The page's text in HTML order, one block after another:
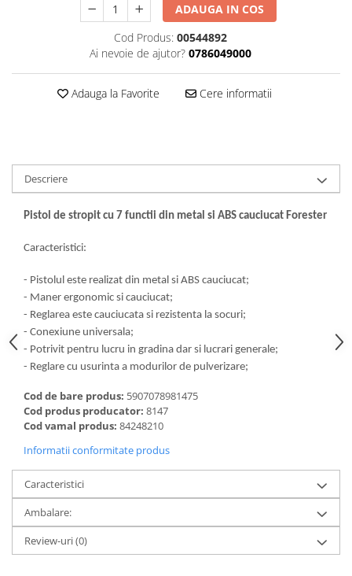
Truse de tubulare si chei
Tubulare 1/2 si accesorii
ADAUGA IN COS
Cod Produs: 00544892
Ai nevoie de ajutor? 0786049000
Adauga la Favorite Cere informatii
Descriere
Pistol de stropit cu 7 functii din metal si ABS cauciucat Forester
Caracteristici:
- Pistolul este realizat din metal si ABS cauciucat;
- Maner ergonomic si cauciucat;
- Reglarea este cauciucata si rezistenta la socuri;
- Conexiune universala;
- Potrivit pentru lucru in gradina dar si lucrari generale;
- Reglare cu usurinta a modurilor de pulverizare;
Cod de bare produs: 5907078981475
Cod produs producator: 8147
Cod vamal produs: 84248210
Informatii conformitate produs
Caracteristici
Ambalare:
Review-uri(0)